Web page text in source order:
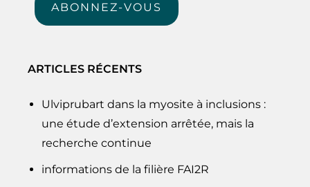
ABONNEZ-VOUS
ARTICLES RÉCENTS
Ulviprubart dans la myosite à inclusions :
une étude d’extension arrêtée, mais la
recherche continue
informations de la filière FAI2R